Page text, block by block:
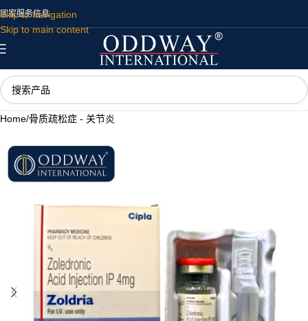
Skip to navigation
Skip to main content
国家服务信息
Home/骨质疏松症 - 关节炎